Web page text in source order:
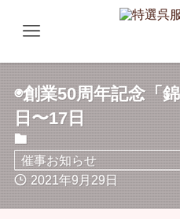
◉創業50周年記念「
日〜17日
催事お知らせ
2021年9月29日